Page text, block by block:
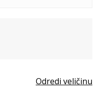
Odredi veličinu